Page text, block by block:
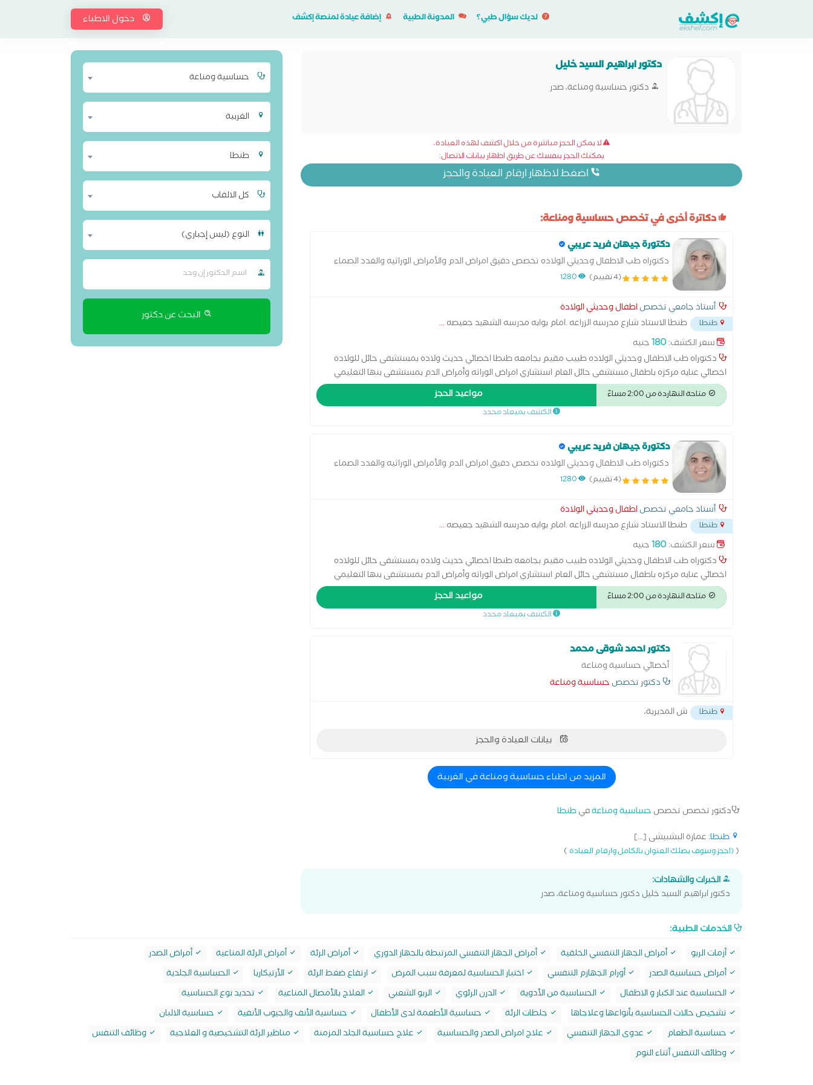
لديك سؤال طبي؟ المدونة الطبية إضافة عيادة لمنصة إكشف دخول الاطباء
دكتور ابراهيم السيد خليل
دكتور حساسية ومناعة، صدر
لا يمكن الحجز مباشرة من خلال اكشف لهذه العيادة،
يمكنك الحجز بنفسك عن طريق اظهار بيانات الاتصال:
اضغط لاظهار ارقام العيادة والحجز
دكاترة أخرى في تخصص حساسية ومناعة:
دكتورة جيهان فريد عريبي
دكتوراه طب الاطفال وحديثي الولاده تخصص دقيق امراض الدم والأمراض الوراثيه والغدد الصماء
(4 تقييم) 1280
أستاذ جامعي تخصصاطفال وحديثي الولادة
طنطا طنطا الاستاد شارع مدرسه الزراعه .امام بوابه مدرسه الشهيد جعيصه...
سعر الكشف:180جنيه
دكتوراه طب الاطفال وحديثي الولاده طبيب مقيم بجامعه طنطا اخصائي حديث ولاده بمستشفى حائل للولاده
اخصائي عنايه مركزه باطفال مستشفى حائل العام استشاري امراض الوراثه وأمراض الدم بمستشفى بنها التعليمي
رئيس وحده الوراثه استشاري حديثي الولاده تخصص دقيق امراض الدم والأمراض الوراثيه والغدد الصماء
متاحة النهاردة من 2:00 مساءً مواعيد الحجز
الكشف بميعاد محدد
دكتورة جيهان فريد عريبي
دكتوراه طب الاطفال وحديثي الولاده تخصص دقيق امراض الدم والأمراض الوراثيه والغدد الصماء
(4 تقييم) 1280
أستاذ جامعي تخصصاطفال وحديثي الولادة
طنطا طنطا الاستاد شارع مدرسه الزراعه .امام بوابه مدرسه الشهيد جعيصه...
سعر الكشف:180جنيه
دكتوراه طب الاطفال وحديثي الولاده طبيب مقيم بجامعه طنطا اخصائي حديث ولاده بمستشفى حائل للولاده
اخصائي عنايه مركزه باطفال مستشفى حائل العام استشاري امراض الوراثه وأمراض الدم بمستشفى بنها التعليمي
رئيس وحده الوراثه استشاري حديثي الولاده تخصص دقيق امراض الدم والأمراض الوراثيه والغدد الصماء
متاحة النهاردة من 2:00 مساءً مواعيد الحجز
الكشف بميعاد محدد
دكتور احمد شوقى محمد
أخصائي حساسية ومناعة
دكتور تخصص حساسية ومناعة
طنطا ش المديرية،
بيانات العيادة والحجز
المزيد من اطباء حساسية ومناعة في الغربية
دكتور تخصص تخصص حساسية ومناعةفيطنطا
طنطا: عمارة البشبيشى [...]
((احجز وسوف يصلك العنوان بالكامل وارقام العيادة)
الخبرات والشهادات:
دكتور ابراهيم السيد خليل دكتور حساسية ومناعة، صدر
حساسية ومناعة
الغربية
طنطا
كل الالقاب
النوع (ليس إجباري)
البحث عن دكتور
الخدمات الطبية:
أزمات الربو أمراض الجهاز التنفسي الخلقية أمراض الجهاز التنفسي المرتبطة بالجهاز الدوري أمراض الرئة أمراض الرئة المناعية
أمراض الصدر
أمراض حساسية الصدر
أورام الجهازم التنفسي اختبار الحساسية لمعرفة سبب المرض ارتفاع ضغط الرئة الأرتيكاريا
الحساسية الجلدية
الحساسية عند الكبار و الاطفال
الحساسية من الأدوية الدرن الرئوي الربو الشعبي العلاج بالأمصال المناعية
تحديد نوع الحساسية
تشخيص حالات الحساسية بأنواعها وعلاجاها
جلطات الرئة حساسية الأطعمة لدى الأطفال حساسية الأنف والجيوب الأنفية
حساسية الالبان
حساسية الطعام
عدوى الجهاز التنفسي علاج امراض الصدر والحساسية علاج حساسية الجلد المزمنة مناظير الرئة التشخيصية و العلاجية
وظائف التنفس
وظائف التنفس أثناء النوم